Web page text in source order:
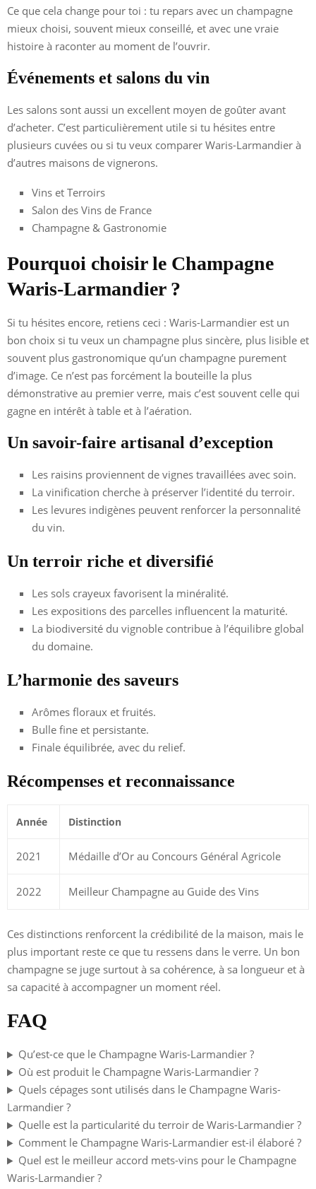
Ce que cela change pour toi : tu repars avec un champagne
mieux choisi, souvent mieux conseillé, et avec une vraie
histoire à raconter au moment de l’ouvrir.
Événements et salons du vin
Les salons sont aussi un excellent moyen de goûter avant
d’acheter. C’est particulièrement utile si tu hésites entre
plusieurs cuvées ou si tu veux comparer Waris-Larmandier à
d’autres maisons de vignerons.
Vins et Terroirs
Salon des Vins de France
Champagne & Gastronomie
Pourquoi choisir le Champagne
Waris-Larmandier ?
Si tu hésites encore, retiens ceci : Waris-Larmandier est un
bon choix si tu veux un champagne plus sincère, plus lisible et
souvent plus gastronomique qu’un champagne purement
d’image. Ce n’est pas forcément la bouteille la plus
démonstrative au premier verre, mais c’est souvent celle qui
gagne en intérêt à table et à l’aération.
Un savoir-faire artisanal d’exception
Les raisins proviennent de vignes travaillées avec soin.
La vinification cherche à préserver l’identité du terroir.
Les levures indigènes peuvent renforcer la personnalité
du vin.
Un terroir riche et diversifié
Les sols crayeux favorisent la minéralité.
Les expositions des parcelles influencent la maturité.
La biodiversité du vignoble contribue à l’équilibre global
du domaine.
L’harmonie des saveurs
Arômes floraux et fruités.
Bulle fine et persistante.
Finale équilibrée, avec du relief.
Récompenses et reconnaissance
Année Distinction
2021 Médaille d’Or au Concours Général Agricole
2022 Meilleur Champagne au Guide des Vins
Ces distinctions renforcent la crédibilité de la maison, mais le
plus important reste ce que tu ressens dans le verre. Un bon
champagne se juge surtout à sa cohérence, à sa longueur et à
sa capacité à accompagner un moment réel.
FAQ
Qu’est-ce que le Champagne Waris-Larmandier ?
Où est produit le Champagne Waris-Larmandier ?
Quels cépages sont utilisés dans le Champagne Waris-
Larmandier ?
Quelle est la particularité du terroir de Waris-Larmandier ?
Comment le Champagne Waris-Larmandier est-il élaboré ?
Quel est le meilleur accord mets-vins pour le Champagne
Waris-Larmandier ?